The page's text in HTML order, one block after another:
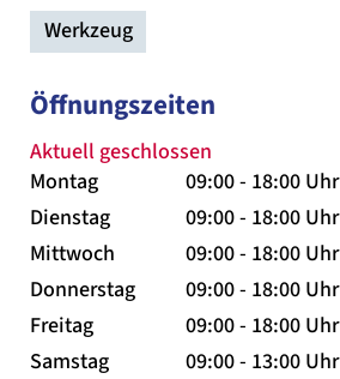
Werkzeug
Öffnungszeiten
Aktuell geschlossen
Montag
09:00 - 18:00 Uhr
Dienstag
09:00 - 18:00 Uhr
Mittwoch
09:00 - 18:00 Uhr
Donnerstag
09:00 - 18:00 Uhr
Freitag
09:00 - 18:00 Uhr
Samstag
09:00 - 13:00 Uhr